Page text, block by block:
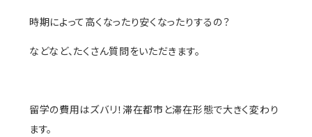
時期によって高くなったり安くなったりするの？
などなど、たくさん質問をいただきます。
留学の費用はズバリ！滞在都市と滞在形態で大きく変わり
ます。